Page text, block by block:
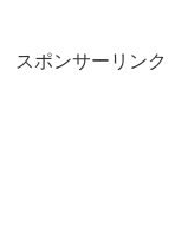
スポンサーリンク